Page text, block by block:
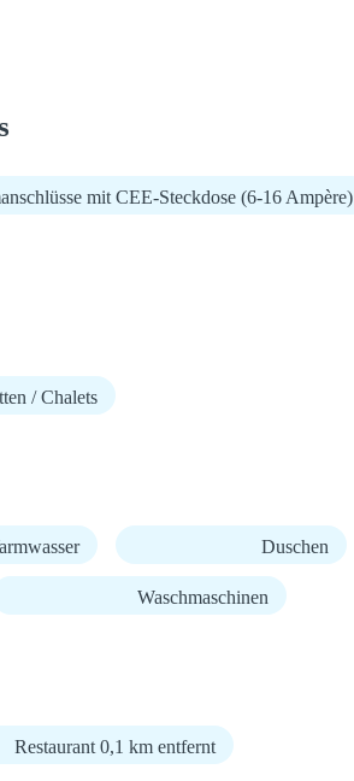
mit CEE-Steckdose (6-16 Ampère)
/ Chalets
Duschen
Waschmaschinen
Restaurant 0,1 km entfernt